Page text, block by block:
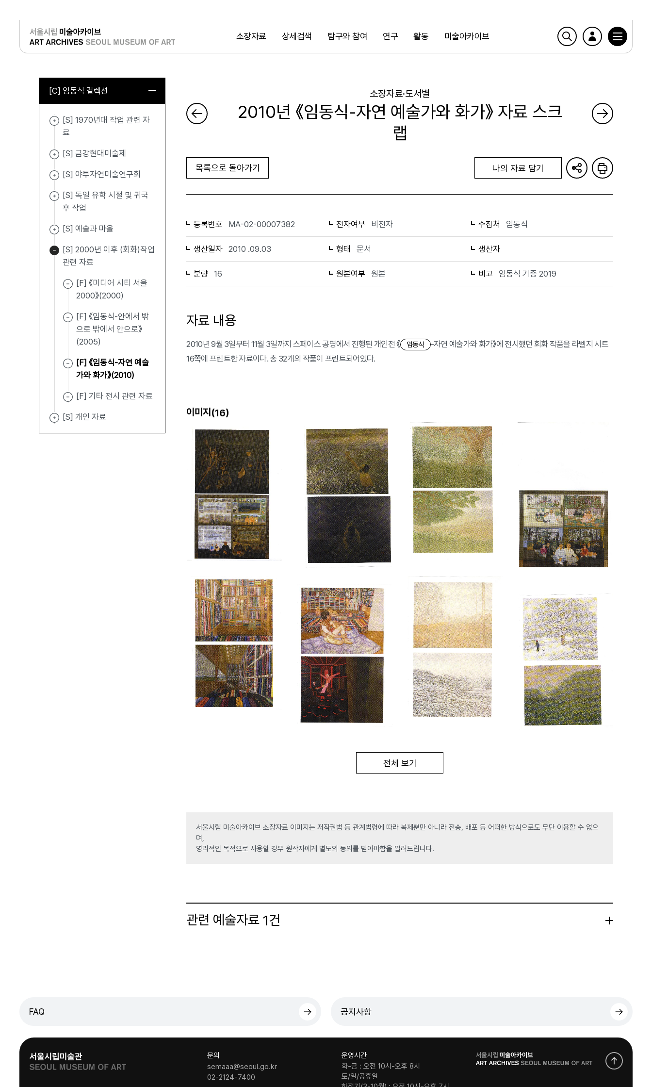
소장자료 상세검색 탐구와 참여 연구 활동 미술아카이브
검색
로그인
[C] 임동식 컬렉션
[S] 1970년대 작업 관련 자
료
[S] 금강현대미술제
[S] 야투자연미술연구회
[S] 독일 유학 시절 및 귀국
후 작업
[S] 예술과 마을
[S] 2000년 이후 (회화)작업
관련 자료
[F] 《미디어 시티 서울
2000》(2000)
[F] 《임동식-안에서 밖
으로 밖에서 안으로》
(2005)
[F] 《임동식-자연 예술
가와 화가》(2010)
[F] 기타 전시 관련 자료
[S] 개인 자료
소장자료·도서별
2010년 《임동식-자연 예술가와 화가》 자료 스크
랩
목록으로 돌아가기 나의 자료 담기
등록번호 MA-02-00007382 전자여부 비전자 수집처 임동식
생산일자 2010 .09.03 형태 문서 생산자
분량 16 원본여부 원본 비고 임동식 기증 2019
자료 내용
2010년 9월 3일부터 11월 3일까지 스페이스 공명에서 진행된 개인전 《 임동식
-자연 예술가와 화가》에 전시했던 회화 작품을 라벨지 시트
16쪽에 프린트한 자료이다. 총 32개의 작품이 프린트되어있다.
이미지(16)
전체 보기
서울시립 미술아카이브 소장자료 이미지는 저작권법 등 관계법령에 따라 복제뿐만 아니라 전송, 배포 등 어떠한 방식으로도 무단 이용할 수 없으
며,
영리적인 목적으로 사용할 경우 원작자에게 별도의 동의를 받아야함을 알려드립니다.
관련 예술자료 1건
FAQ 공지사항
문의
semaaa@seoul.go.kr
02-2124-7400
운영시간
화-금 : 오전 10시-오후 8시
토/일/공휴일
로
고